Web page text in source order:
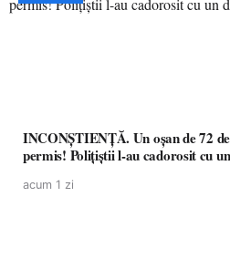
INCONȘTIENȚĂ. Un oșan de 72
permis! Polițiștii l-au cadorosit cu
acum 1 zi